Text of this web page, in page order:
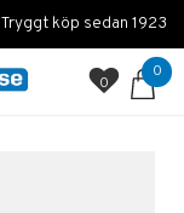
Tryggt köp sedan 1923
0
0